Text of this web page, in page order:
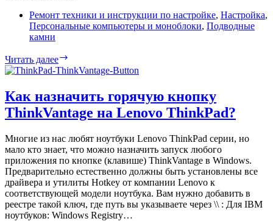
Ремонт техники и инструкции по настройке, Настройка,
Персональные компьютеры и моноблоки, Подводные
камни
Читать далее
плата
Gigabyte
H
V3
не
работает
с
видеокартой
Как назначить горячую кнопку
ThinkVantage на Lenovo ThinkPad?
Многие из нас любят ноутбуки Lenovo ThinkPad серии, но
мало кто знает, что можно назначить запуск любого
приложения по кнопке (клавише) ThinkVantage в Windows.
Предварительно естественно должны быть установлены все
драйвера и утилиты Hotkey от компании Lenovo к
соответствующей модели ноутбука. Вам нужно добавить в
реестре такой ключ, где путь вы указываете через \\ : Для IBM
ноутбуков: Windows Registry…